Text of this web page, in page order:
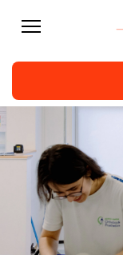
Репортажі
Статті
Інтерв’ю
Особисто